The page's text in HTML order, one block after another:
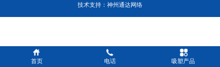
技术支持： 神州通达网络
首页 电话 吸塑产品